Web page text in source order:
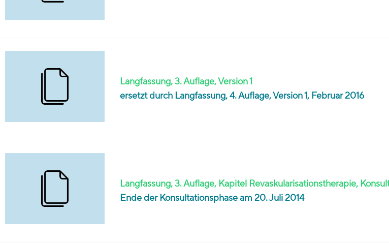
Langfassung, 3. Auflage, Version 1
ersetzt durch Langfassung, 4. Auflage, Version 1, Februar 2016
Langfassung, 3. Auflage, Kapitel Revaskularisationstherapie,
Ende der Konsultationsphase am 20. Juli 2014